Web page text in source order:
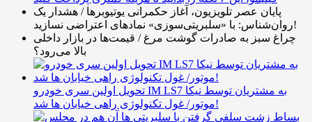
پایان عصر تلویزیون، آغاز حکمرانی یوتیوبرها / هشدار یک
روان‌شناس: با «سلبریتی‌سوزی» نمادهای اعتراضی نسازید!
چراغ سبز به صادرات گوشت مرغ / قیمت‌ها در بازار داخلی
بالا می‌رود؟
تحویل اولین سری خودرو IM LS7 به مشتریان توسط نیکا
موتور/ غول تکنولوژی راهی خیابان ها شد!